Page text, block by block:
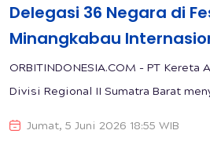
Delegasi 36 Negara di
Minangkabau
ORBITINDONESIA.COM - PT Kereta
Divisi Regional II Sumatra Barat
Jumat, 5 Juni 2026 18:55 WIB